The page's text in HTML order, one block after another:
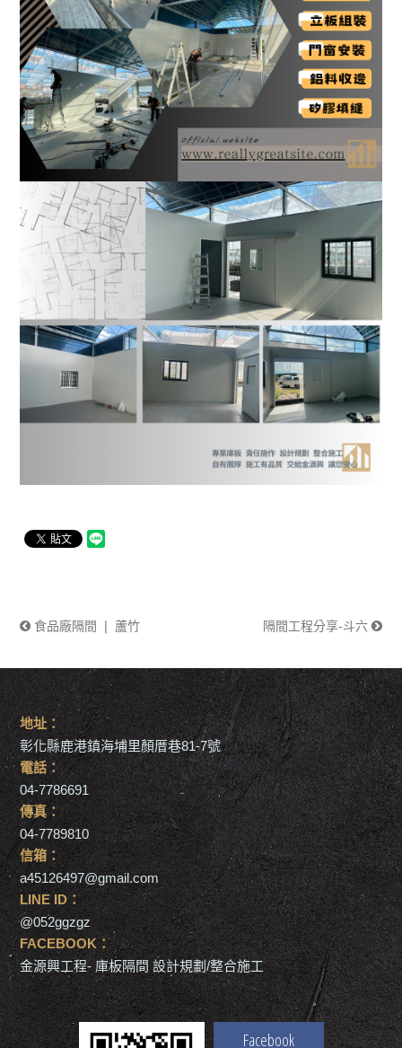
食品廠隔間 ❘ 蘆竹 隔間工程分享-斗六
地址：
彰化縣鹿港鎮海埔里顏厝巷81-7號
電話：
04-7786691
傳真：
04-7789810
信箱：
a45126497@gmail.com
LINE ID：
@052ggzgz
FACEBOOK：
金源興工程- 庫板隔間 設計規劃/整合施工
Facebook